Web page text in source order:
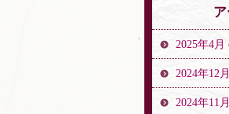
2025年4月
2024年12
2024年11